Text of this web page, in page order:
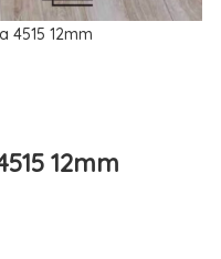
4515 12mm
12mm